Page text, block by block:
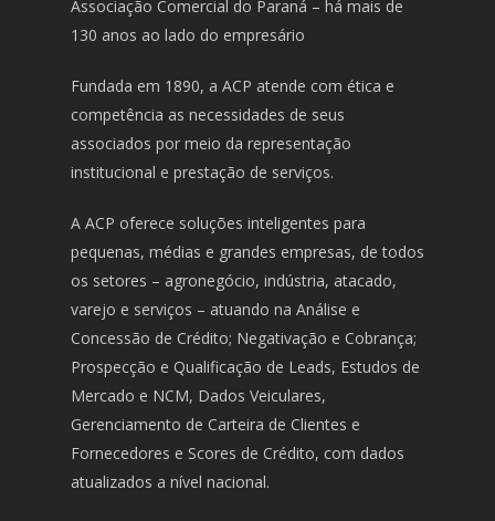
Associação Comercial do Paraná – há mais de
130 anos ao lado do empresário
Fundada em 1890, a ACP atende com ética e
competência as necessidades de seus
associados por meio da representação
institucional e prestação de serviços.
A ACP oferece soluções inteligentes para
pequenas, médias e grandes empresas, de todos
os setores – agronegócio, indústria, atacado,
varejo e serviços – atuando na Análise e
Concessão de Crédito; Negativação e Cobrança;
Prospecção e Qualificação de Leads, Estudos de
Mercado e NCM, Dados Veiculares,
Gerenciamento de Carteira de Clientes e
Fornecedores e Scores de Crédito, com dados
atualizados a nível nacional.